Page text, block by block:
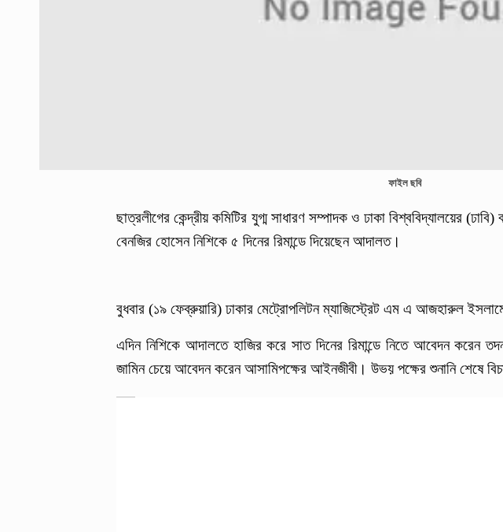
ফাইল ছবি
ছাত্রলীগের কেন্দ্রীয় কমিটির যুগ্ম সাধারণ সম্পাদক ও ঢাকা বিশ্ববিদ্যালয়ের
বেনজির হোসেন নিশিকে ৫ দিনের রিমান্ডে দিয়েছেন আদালত।
বুধবার (১৯ ফেব্রুয়ারি) ঢাকার মেট্রোপলিটন ম্যাজিস্ট্রেট এম এ আজহারুল
এদিন নিশিকে আদালতে হাজির করে সাত দিনের রিমান্ডে নিতে আবেদন করেন
জামিন চেয়ে আবেদন করেন আসামিপক্ষের আইনজীবী। উভয় পক্ষের শুনানি শেষে